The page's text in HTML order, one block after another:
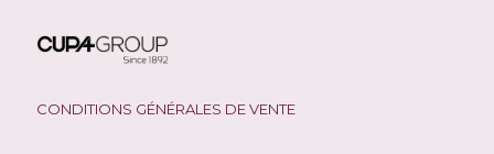
CONDITIONS GÉNÉRALES DE VENTE